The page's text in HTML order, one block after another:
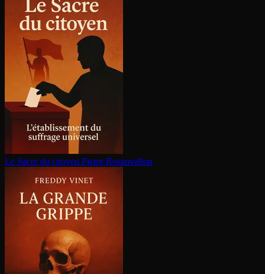
Le Sacre du citoyen Pierre Rosanvallon